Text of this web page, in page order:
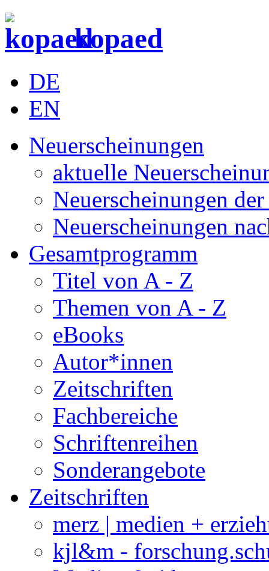
kopaed
DE
EN
Neuerscheinungen
aktuelle
Neuerscheinungen
Neuerscheinungen
Gesamtprogramm
Titel von A - Z
Themen von A - Z
eBooks
Autor*innen
Zeitschriften
Fachbereiche
Schriftenreihen
Sonderangebote
Zeitschriften
merz | medien +
kjl&m -